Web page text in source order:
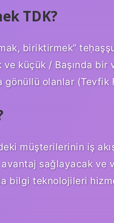
TDK?
ve küçük / Başında
gönüllü olanlar (Tevfik
müşterilerinin iş
sağlayacak
bilgi teknolojileri